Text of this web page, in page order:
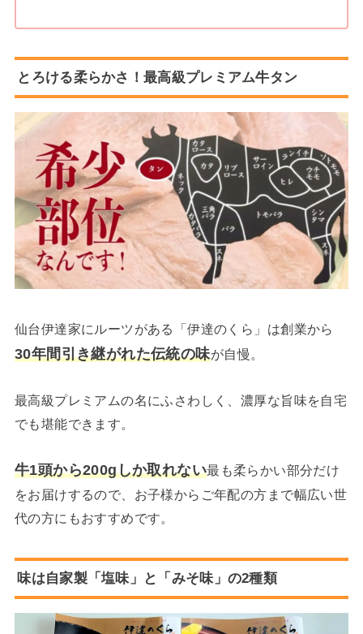
とろける柔らかさ！最高級プレミアム牛タン
仙台伊達家にルーツがある「伊達のくら」は創業から
30年間引き継がれた伝統の味が自慢。
最高級プレミアムの名にふさわしく、濃厚な旨味を自宅
でも堪能できます。
牛1頭から200gしか取れない最も柔らかい部分だけ
をお届けするので、お子様からご年配の方まで幅広い世
代の方にもおすすめです。
味は自家製「塩味」と「みそ味」の2種類